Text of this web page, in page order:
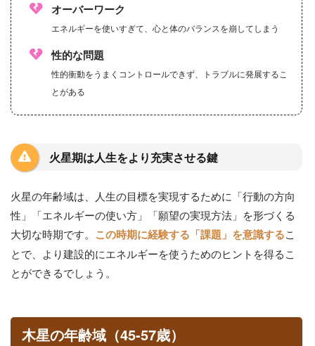
オーバーワーク
エネルギーを使いすぎて、心と体のバランスを崩してしまう
性的な問題
性的衝動をうまくコントロールできず、トラブルに発展するこ
とがある
火星期は人生をより充実させる鍵
火星の年齢域は、人生の目標を実現するために「行動の方向
性」「エネルギーの使い方」「願望の実現方法」を形づくる
大切な時期です。 この時期に経験する「課題」を意識するこ
とで、より建設的にエネルギーを使うためのヒントを得るこ
とができるでしょう。
木星の年齢域（45-57歳）